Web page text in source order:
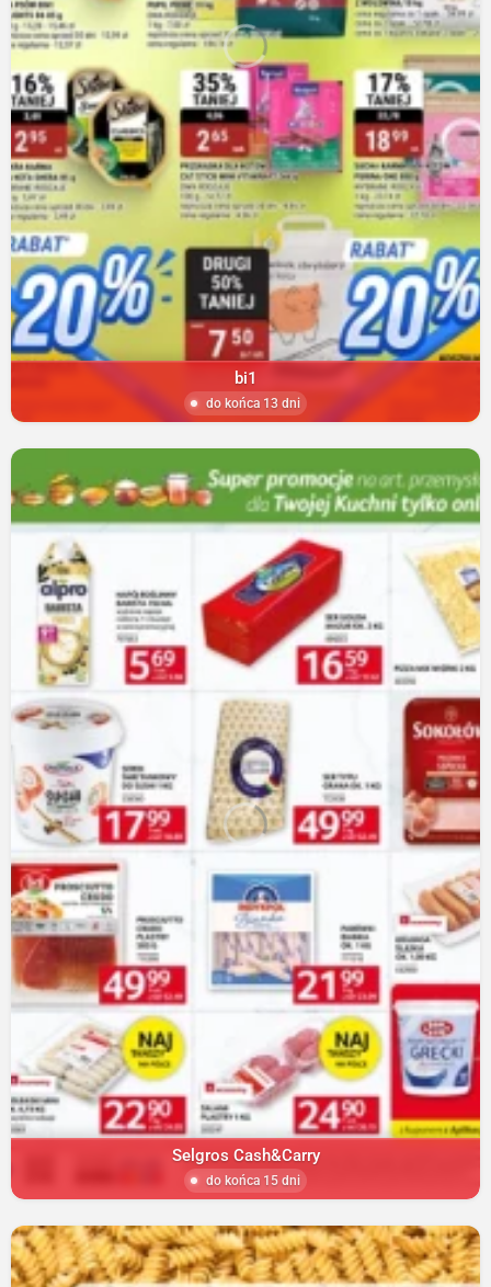
bi1
do końca 13 dni
Selgros Cash&Carry
do końca 15 dni